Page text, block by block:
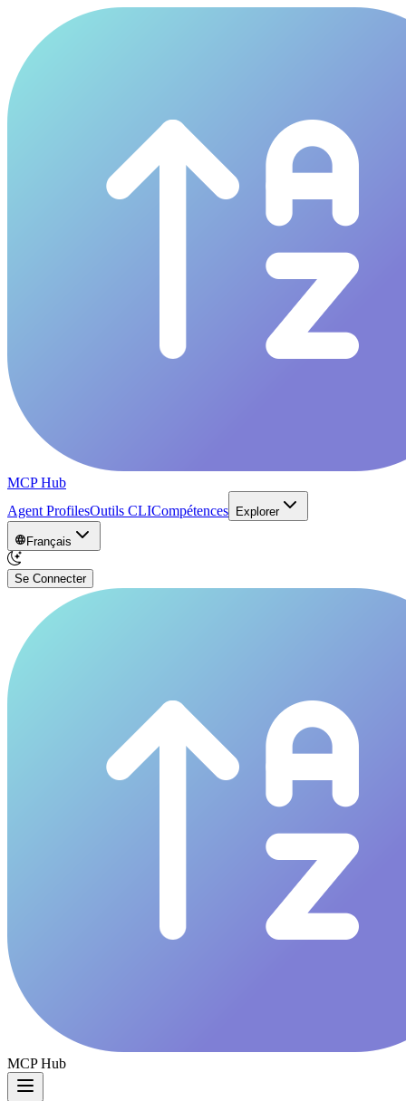
MCP Hub
Agent ProfilesOutils CLICompétences Explorer
Français
Se Connecter
MCP Hub